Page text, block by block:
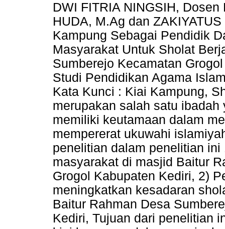
DWI FITRIA NINGSIH,
HUDA, M.Ag dan
Kampung Sebagai Pendidik
Masyarakat Untuk Sholat
Sumberejo Kecamatan
Studi Pendidikan Agama
Kata Kunci : Kiai Kampung,
merupakan salah satu
memiliki keutamaan dalam
mempererat ukuwahi
penelitian dalam penelitian
masyarakat di masjid Baitur
Grogol Kabupaten Kediri, 2)
meningkatkan kesadaran
Baitur Rahman Desa
Kediri, Tujuan dari penelitian